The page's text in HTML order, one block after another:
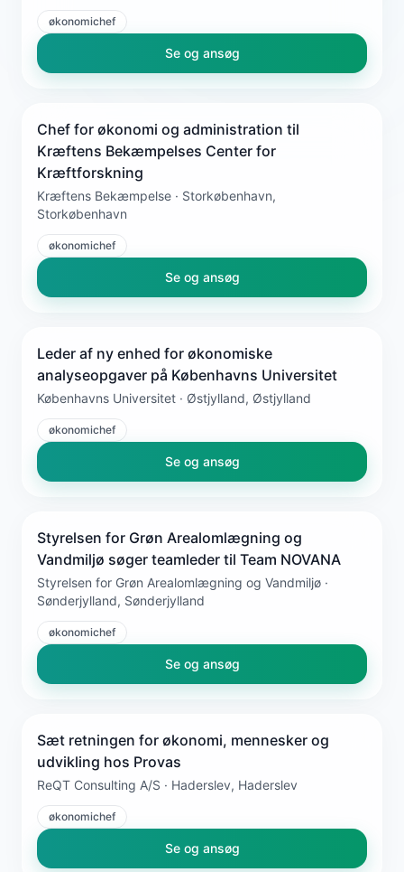
økonomichef
Se og ansøg
Chef for økonomi og administration til
Kræftens Bekæmpelses Center for
Kræftforskning
Kræftens Bekæmpelse · Storkøbenhavn,
Storkøbenhavn
økonomichef
Se og ansøg
Leder af ny enhed for økonomiske
analyseopgaver på Københavns Universitet
Københavns Universitet · Østjylland, Østjylland
økonomichef
Se og ansøg
Styrelsen for Grøn Arealomlægning og
Vandmiljø søger teamleder til Team NOVANA
Styrelsen for Grøn Arealomlægning og Vandmiljø ·
Sønderjylland, Sønderjylland
økonomichef
Se og ansøg
Sæt retningen for økonomi, mennesker og
udvikling hos Provas
ReQT Consulting A/S · Haderslev, Haderslev
økonomichef
Se og ansøg